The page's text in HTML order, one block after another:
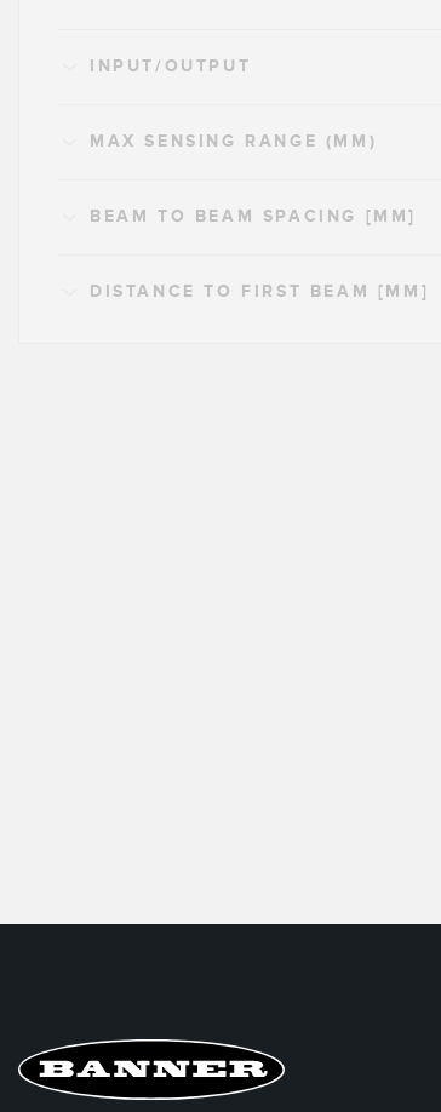
INPUT/OUTPUT
MAX SENSING RANGE (MM)
BEAM TO BEAM SPACING [MM]
DISTANCE TO FIRST BEAM [MM]